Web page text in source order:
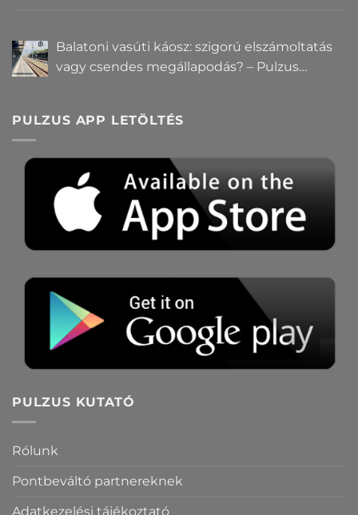
Balatoni vasúti káosz: szigorú elszámoltatás
vagy csendes megállapodás? – Pulzus
PULZUS APP LETÖLTÉS
PULZUS KUTATÓ
Rólunk
Pontbeváltó partnereknek
Adatkezelési tájékoztató